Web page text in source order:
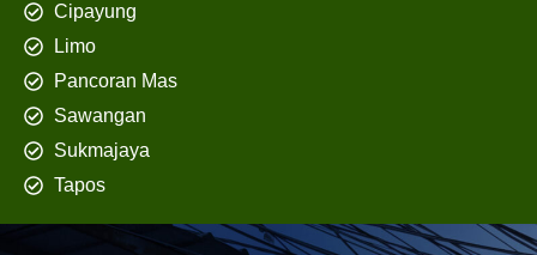
Cipayung
Limo
Pancoran Mas
Sawangan
Sukmajaya
Tapos